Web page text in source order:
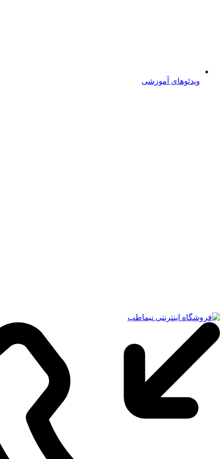
ویدئوهای آموزشی